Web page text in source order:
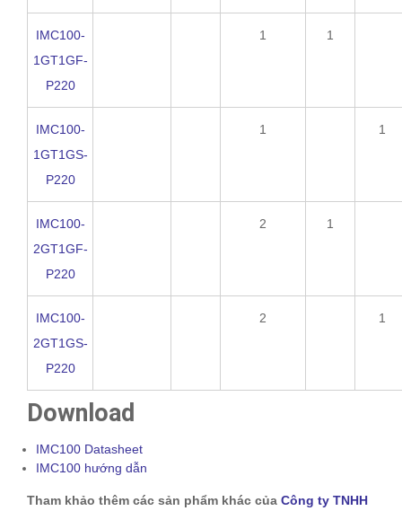
IMC100-
1GT1GF-
P220
1 1
IMC100-
1GT1GS-
P220
1 1
IMC100-
2GT1GF-
P220
2 1
IMC100-
2GT1GS-
P220
2 1
Download
IMC100 Datasheet
IMC100 hướng dẫn
Tham khảo thêm các sản phẩm khác của Công ty TNHH